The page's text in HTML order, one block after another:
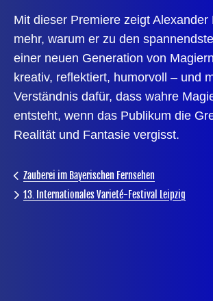
Mit dieser Premiere zeigt Alexander
mehr, warum er zu den
einer neuen Generation von
kreativ, reflektiert, humorvoll – und
Verständnis dafür, dass wahre
entsteht, wenn das Publikum die
Realität und Fantasie vergisst.
Zauberei im Bayerischen Fernsehen
13. Internationales Varieté-Festival Leipzig